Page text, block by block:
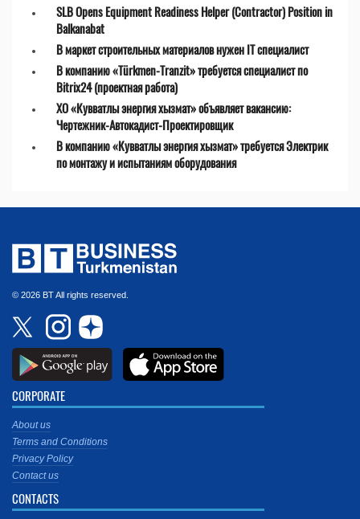
SLB Opens Equipment Readiness Helper (Contractor) Position in
Balkanabat
В маркет строительных материалов нужен IT специалист
В компанию «Türkmen-Tranzit» требуется специалист по
Bitrix24 (проектная работа)
ХО «Кувватлы энергия хызмат» объявляет вакансию:
Чертежник-Автокадист-Проектировщик
В компанию «Кувватлы энергия хызмат» требуется Электрик
по монтажу и испытаниям оборудования
© 2026 BT All rights reserved.
CORPORATE
About us
Terms and Conditions
Privacy Policy
Contact us
CONTACTS